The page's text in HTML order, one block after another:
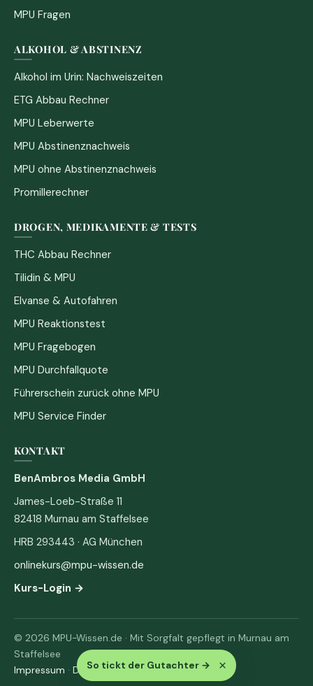
So tickt der Gutachter → ×
MPU Fragen
ALKOHOL & ABSTINENZ
Alkohol im Urin: Nachweiszeiten
ETG Abbau Rechner
MPU Leberwerte
MPU Abstinenznachweis
MPU ohne Abstinenznachweis
Promillerechner
DROGEN, MEDIKAMENTE & TESTS
THC Abbau Rechner
Tilidin & MPU
Elvanse & Autofahren
MPU Reaktionstest
MPU Fragebogen
MPU Durchfallquote
Führerschein zurück ohne MPU
MPU Service Finder
KONTAKT
BenAmbros Media GmbH
James-Loeb-Straße 11
82418 Murnau am Staffelsee
HRB 293443 · AG München
onlinekurs@mpu-wissen.de
Kurs-Login →
© 2026 MPU-Wissen.de · Mit Sorgfalt gepflegt in Murnau am
Staffelsee
Impressum · Datenschutz & AGB